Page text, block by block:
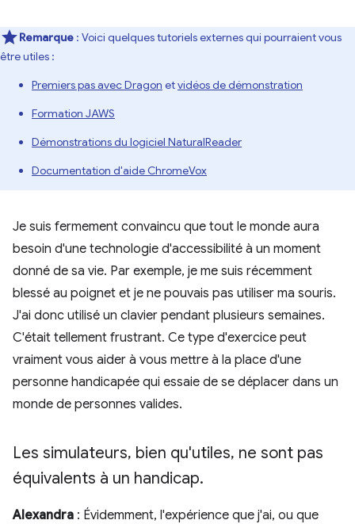
Remarque : Voici quelques tutoriels externes qui pourraient vous
être utiles :
Premiers pas avec Dragon etvidéos de démonstration
Formation JAWS
Démonstrations du logiciel NaturalReader
Documentation d'aide ChromeVox
Je suis fermement convaincu que tout le monde aura
besoin d'une technologie d'accessibilité à un moment
donné de sa vie. Par exemple, je me suis récemment
blessé au poignet et je ne pouvais pas utiliser ma souris.
J'ai donc utilisé un clavier pendant plusieurs semaines.
C'était tellement frustrant. Ce type d'exercice peut
vraiment vous aider à vous mettre à la place d'une
personne handicapée qui essaie de se déplacer dans un
monde de personnes valides.
Les simulateurs, bien qu'utiles, ne sont pas
équivalents à un handicap.
Alexandra : Évidemment, l'expérience que j'ai, ou que